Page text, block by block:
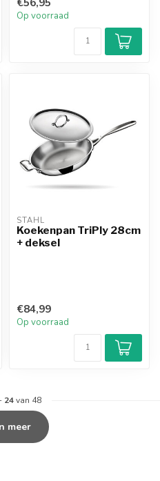
Op voorraad
STAHL
Koekenpan TriPly 28cm
+ deksel
€84,99
Op voorraad
- 24van 48
meer